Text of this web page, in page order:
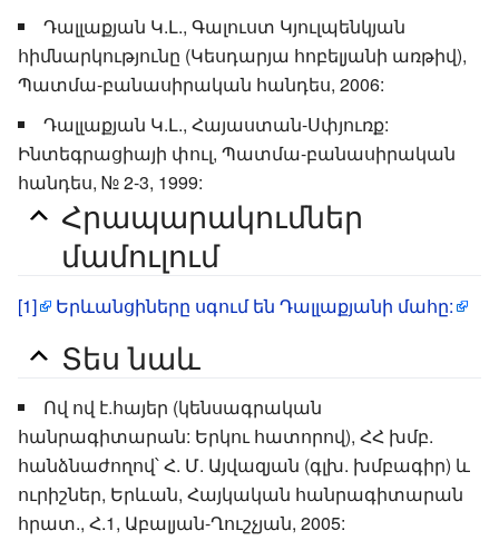
Դալլաքյան Կ.Լ., Գալուստ Կյուլպենկյան
հիմնարկությունը (Կեսդարյա հոբելյանի առթիվ),
Պատմա-բանասիրական հանդես, 2006:
Դալլաքյան Կ.Լ., Հայաստան-Սփյուռք:
Ինտեգրացիայի փուլ, Պատմա-բանասիրական
հանդես, № 2-3, 1999:
Հրապարակումներ
մամուլում
[1] Երևանցիները սգում են Դալլաքյանի մահը:
Տես նաև
Ով ով է.հայեր (կենսագրական
հանրագիտարան: Երկու հատորով), ՀՀ խմբ.
հանձնաժողով՝ Հ. Մ. Այվազյան (գլխ. խմբագիր) և
ուրիշներ, Երևան, Հայկական հանրագիտարան
հրատ., Հ.1, Աբալյան-Ղուշչյան, 2005: